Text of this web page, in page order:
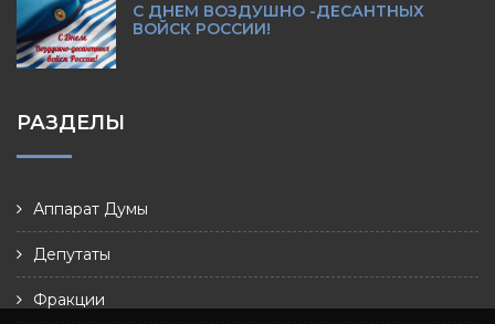
С ДНЕМ ВОЗДУШНО -ДЕСАНТНЫХ
ВОЙСК РОССИИ!
РАЗДЕЛЫ
Аппарат Думы
Депутаты
Фракции